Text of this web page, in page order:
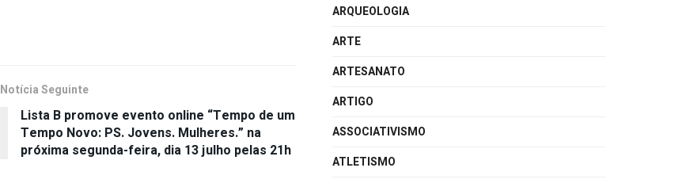
Notícia Seguinte
Lista B promove evento online “Tempo de um
Tempo Novo: PS. Jovens. Mulheres.” na
próxima segunda-feira, dia 13 julho pelas 21h
ARQUEOLOGIA
ARTE
ARTESANATO
ARTIGO
ASSOCIATIVISMO
ATLETISMO